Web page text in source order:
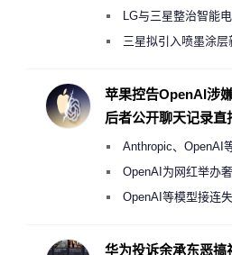
月销售额不达标门店 将
LG与三星整治智能
偷偷共享带宽的违规行
三星拟引入喷墨涂层
度
苹果控告OpenAI涉
后者公开聊天记录直
Anthropic、OpenAI
《人工智能法案》全新
OpenAI为网红举办
2000美元一晚 遭讽“反
OpenAI等模型接连
华为投诉余承东恶搞